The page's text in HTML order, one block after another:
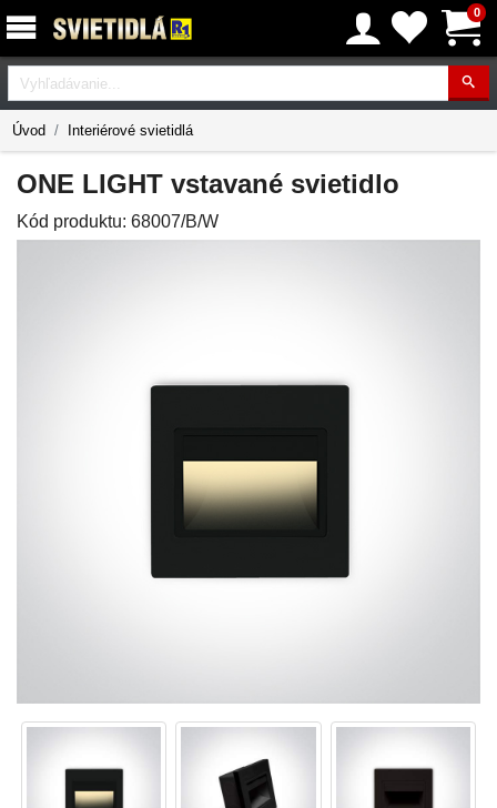
0
Vyhľadávanie
Úvod Interiérové svietidlá
ONE LIGHT vstavané svietidlo
Kód produktu: 68007/B/W